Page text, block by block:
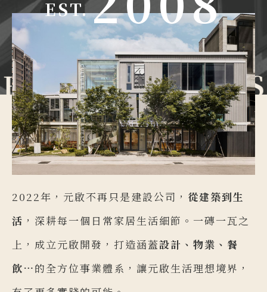
2022年，元啟不再只是建設公司， 從建築到生
活 ，深耕每一個日常家居生活細節。一磚一瓦之
上，成立元啟開發，打造涵蓋設計、物業、餐
飲…的全方位事業體系，讓元啟生活理想境界，
EST.
3
4
5
6
7
1
2
3
4
5
1
2
3
4
5
9